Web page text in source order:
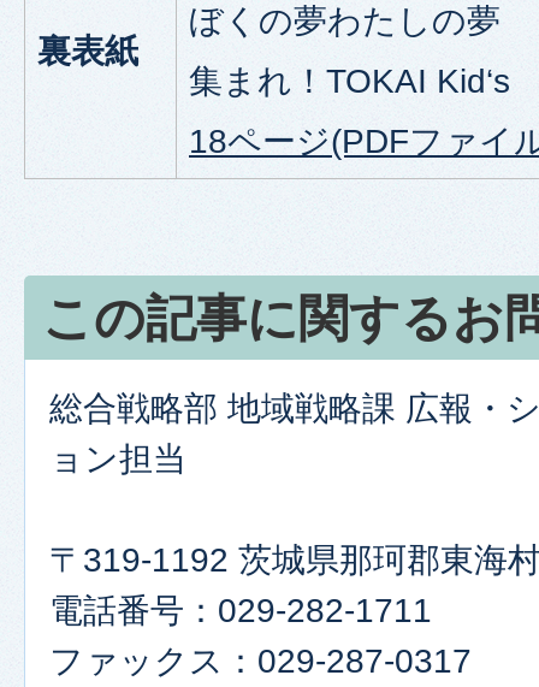
裏表紙
ぼくの夢わたしの夢
集まれ！TOKAI Kid‘s
18ページ(PDFファイ
この記事に関するお
総合戦略部 地域戦略課 広報・
ョン担当
〒319-1192 茨城県那珂郡東海
電話番号：029-282-1711
ファックス：029-287-0317